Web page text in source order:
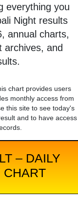
everything you
Night results
annual charts,
archives, and
chart provides users
monthly access from
this site to see today's
and to have access
– DAILY
CHART